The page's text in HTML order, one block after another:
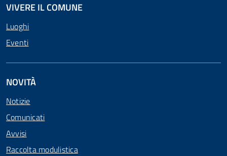
VIVERE IL COMUNE
Luoghi
Eventi
NOVITÀ
Notizie
Comunicati
Avvisi
Raccolta modulistica